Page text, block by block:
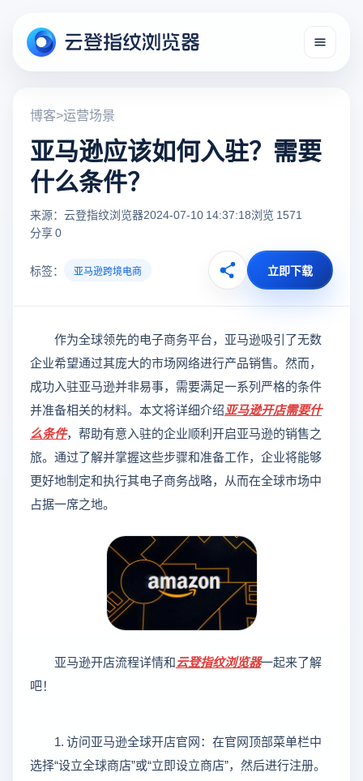
博客>运营场景
亚马逊应该如何入驻？需要
什么条件？
来源：云登指纹浏览器2024-07-10 14:37:18浏览 1571
分享 0
标签： 亚马逊跨境电商 立即下载
作为全球领先的电子商务平台，亚马逊吸引了无数
企业希望通过其庞大的市场网络进行产品销售。然而，
成功入驻亚马逊并非易事，需要满足一系列严格的条件
并准备相关的材料。本文将详细介绍亚马逊开店需要什
么条件，帮助有意入驻的企业顺利开启亚马逊的销售之
旅。通过了解并掌握这些步骤和准备工作，企业将能够
更好地制定和执行其电子商务战略，从而在全球市场中
占据一席之地。
亚马逊开店流程详情和 云登指纹浏览器一起来了解
吧！
1. 访问亚马逊全球开店官网：在官网顶部菜单栏中
选择“设立全球商店”或“立即设立商店”，然后进行注册。